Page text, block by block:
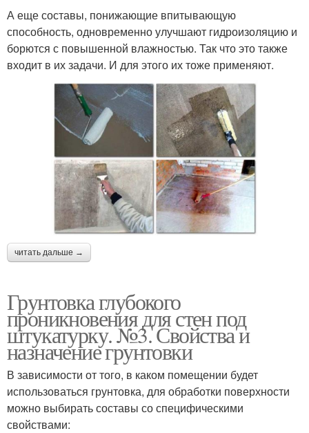
А еще составы, понижающие впитывающую
способность, одновременно улучшают гидроизоляцию и
борются с повышенной влажностью. Так что это также
входит в их задачи. И для этого их тоже применяют.
читать дальше →
Грунтовка глубокого
проникновения для стен под
штукатурку. №3. Свойства и
назначение грунтовки
В зависимости от того, в каком помещении будет
использоваться грунтовка, для обработки поверхности
можно выбирать составы со специфическими
свойствами: